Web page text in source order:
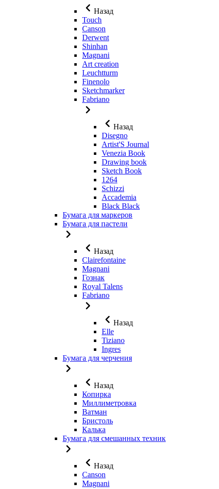
Назад
Touch
Canson
Derwent
Shinhan
Magnani
Art creation
Leuchtturm
Finenolo
Sketchmarker
Fabriano
Назад
Disegno
Artist'S Journal
Venezia Book
Drawing book
Sketch Book
1264
Schizzi
Accademia
Black Black
Бумага для маркеров
Бумага для пастели
Назад
Clairefontaine
Magnani
Гознак
Royal Talens
Fabriano
Назад
Elle
Tiziano
Ingres
Бумага для черчения
Назад
Копирка
Миллиметровка
Ватман
Бристоль
Калька
Бумага для смешанных техник
Назад
Canson
Magnani